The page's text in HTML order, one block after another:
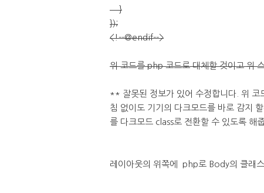
}
});
<!--@endif-->
위 코드를 php 코드로 대체할 것이고 위
** 잘못된 정보가 있어 수정합니다. 위 코
침 없이도 기기의 다크모드를 바로 감지
를 다크모드 class로 전환할 수 있도록 해
레이아웃의 위쪽에 php로 Body의 클래